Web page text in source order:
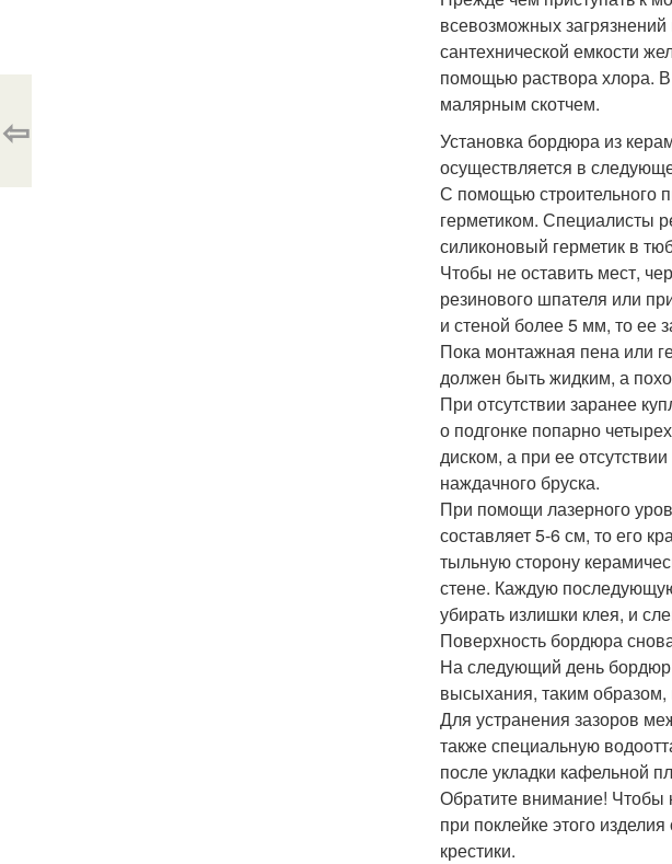
всевозможных
сантехнической емкости
помощью раствора хлора.
малярным скотчем.
Установка бордюра из
осуществляется в
С помощью строительного
герметиком. Специалисты
силиконовый герметик в
Чтобы не оставить мест,
резинового шпателя или
и стеной более 5 мм, то ее
Пока монтажная пена или
должен быть жидким, а
При отсутствии заранее
о подгонке попарно
диском, а при ее
наждачного бруска.
При помощи лазерного
составляет 5-6 см, то его
тыльную сторону
стене. Каждую
убирать излишки клея, и
Поверхность бордюра
На следующий день бордюр
высыхания, таким
Для устранения зазоров
также специальную
после укладки кафельной
Обратите внимание! Чтобы
при поклейке этого
крестики.
⇦